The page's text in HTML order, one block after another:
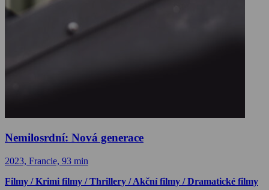
Nemilosrdní: Nová generace
2023, Francie, 93 min
Filmy / Krimi filmy / Thrillery / Akční filmy / Dramatické filmy